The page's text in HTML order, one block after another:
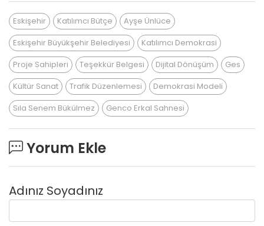
Eskişehir Katılımcı Bütçe
Ayşe Ünlüce
Eskişehir Büyükşehir Belediyesi
Katılımcı Demokrasi
Proje Sahipleri
Teşekkür Belgesi Dijital Dönüşüm
Ges
Kültür Sanat
Trafik Düzenlemesi
Demokrasi Modeli
Sıla Senem Bükülmez
Genco Erkal Sahnesi
Yorum Ekle
Adınız Soyadınız